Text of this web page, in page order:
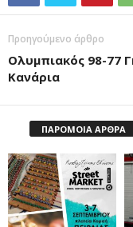
Προηγούμενο άρθρο
Ολυμπιακός 98-77
Κανάρια
ΠΑΡΟΜΟΙΑ ΑΡΘΡΑ